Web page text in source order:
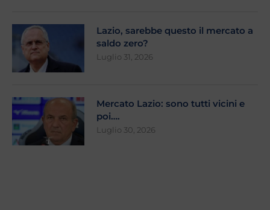
Lazio, sarebbe questo il mercato a
saldo zero?
Luglio 31, 2026
Mercato Lazio: sono tutti vicini e
poi….
Luglio 30, 2026